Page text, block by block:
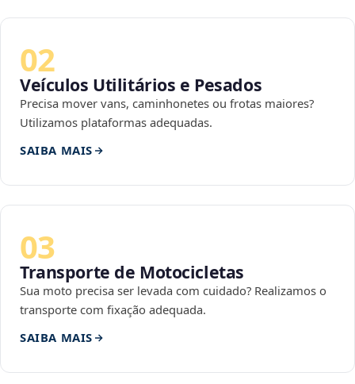
02
Veículos Utilitários e Pesados
Precisa mover vans, caminhonetes ou frotas maiores?
Utilizamos plataformas adequadas.
SAIBA MAIS
03
Transporte de Motocicletas
Sua moto precisa ser levada com cuidado? Realizamos o
transporte com fixação adequada.
SAIBA MAIS